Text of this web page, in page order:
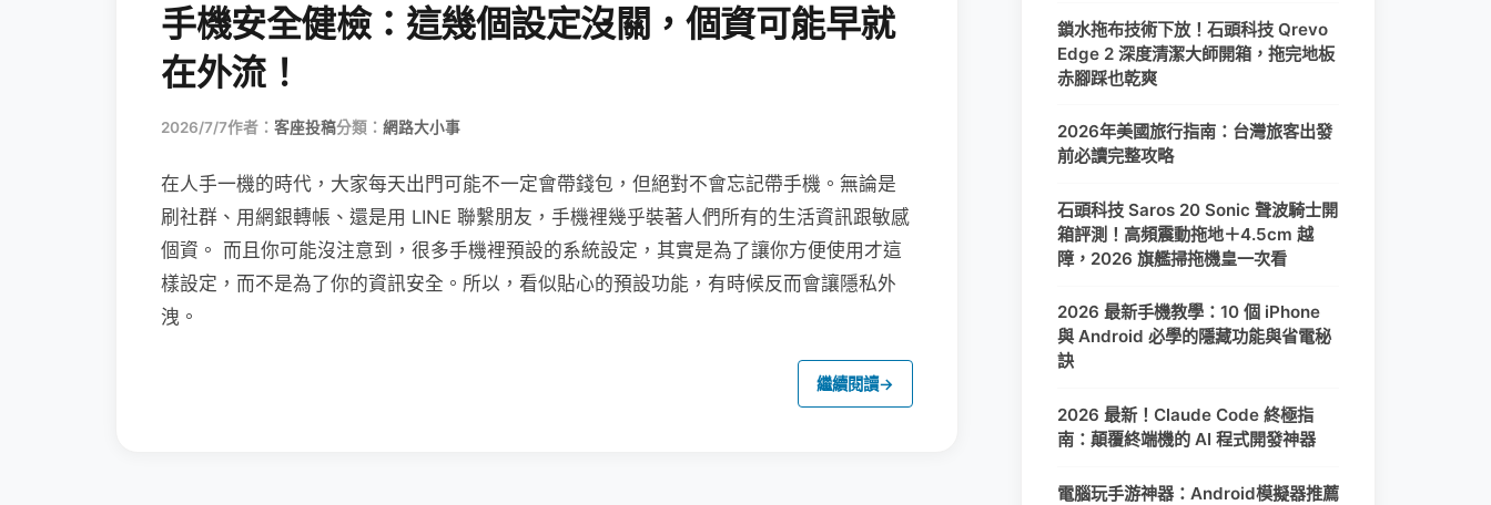
手機安全健檢：這幾個設定沒關，個資可能早就
在外流！
2026/7/7作者： 客座投稿分類： 網路大小事
在人手一機的時代，大家每天出門可能不一定會帶錢包，但絕對不會忘記帶手機。無論是
刷社群、用網銀轉帳、還是用 LINE 聯繫朋友，手機裡幾乎裝著人們所有的生活資訊跟敏感
個資。 而且你可能沒注意到，很多手機裡預設的系統設定，其實是為了讓你方便使用才這
樣設定，而不是為了你的資訊安全。所以，看似貼心的預設功能，有時候反而會讓隱私外
洩。
繼續閱讀→
鎖水拖布技術下放！石頭科技 Qrevo
Edge 2 深度清潔大師開箱，拖完地板
赤腳踩也乾爽
2026年美國旅行指南：台灣旅客出發
前必讀完整攻略
石頭科技 Saros 20 Sonic 聲波騎士開
箱評測！高頻震動拖地＋4.5cm 越
障，2026 旗艦掃拖機皇一次看
2026 最新手機教學：10 個 iPhone
與 Android 必學的隱藏功能與省電秘
訣
2026 最新！Claude Code 終極指
南：顛覆終端機的 AI 程式開發神器
電腦玩手游神器：Android模擬器推薦